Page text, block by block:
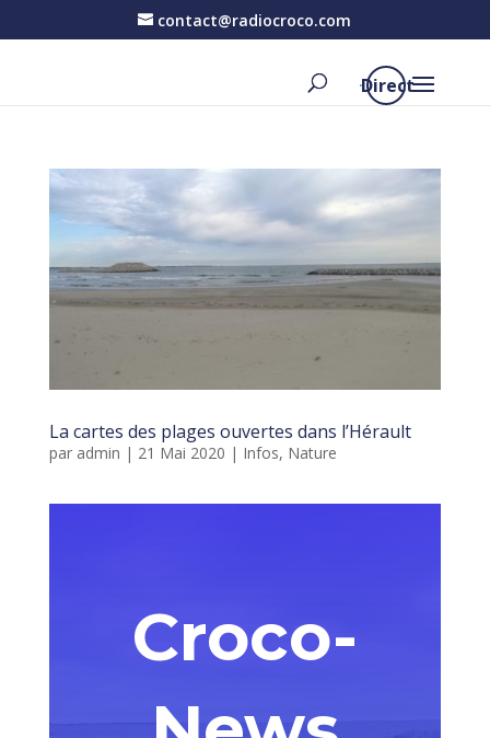
contact@radiocroco.com
Direct
La cartes des plages ouvertes dans l’Hérault
par admin | 21 Mai 2020 | Infos, Nature
Croco-